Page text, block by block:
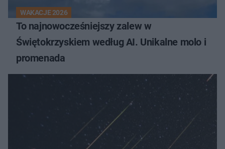
WAKACJE 2026
To najnowocześniejszy zalew w
Świętokrzyskiem według AI. Unikalne molo i
promenada